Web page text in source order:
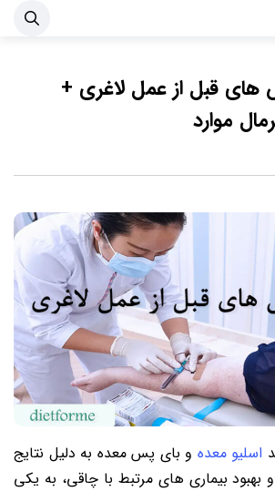
های قبل از عمل لاغری +
موارد
اسلیو معده و بای پس معده به دلیل نتایج
بیماری های مرتبط با چاقی، به یکی